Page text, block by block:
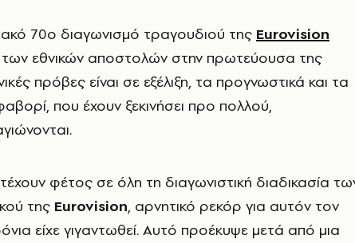
70ο διαγωνισμό τραγουδιού της Eurovision
των εθνικών αποστολών στην πρωτεύουσα της
πρόβες είναι σε εξέλιξη, τα προγνωστικά και τα
που έχουν ξεκινήσει προ πολλού,
φέτος σε όλη τη διαγωνιστική διαδικασία
της Eurovision, αρνητικό ρεκόρ για αυτόν τον
είχε γιγαντωθεί. Αυτό προέκυψε μετά από μια